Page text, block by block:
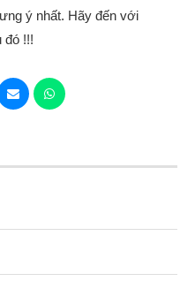
ý nhất. Hãy đến với
đó !!!